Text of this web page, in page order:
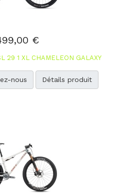
€
29 1 XL CHAMELEON GALAXY
nous Détails produit